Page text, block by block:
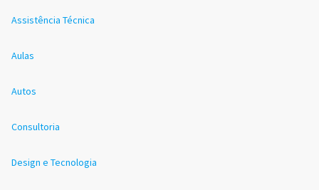
Assistência Técnica
Aulas
Autos
Consultoria
Design e Tecnologia